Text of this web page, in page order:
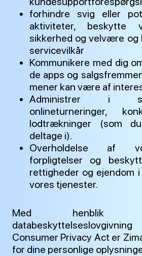
forhindre svig eller
aktiviteter, beskytte
sikkerhed og velvære
servicevilkår
Kommunikere med dig
de apps og
mener kan være af
Administrer i
onlineturneringer,
lodtrækninger (som
deltage i).
Overholdelse af
forpligtelser og
rettigheder og ejendom
vores tjenester.
Med henblik
Consumer Privacy Act er
for dine personlige